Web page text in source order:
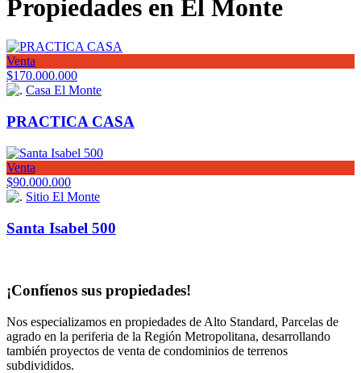
Propiedades en El Monte
Venta
$170.000.000
Casa El Monte
PRACTICA CASA
Venta
$90.000.000
Sitio El Monte
Santa Isabel 500
¡Confíenos sus propiedades!
Nos especializamos en propiedades de Alto Standard, Parcelas de
agrado en la periferia de la Región Metropolitana, desarrollando
también proyectos de venta de condominios de terrenos
subdivididos.